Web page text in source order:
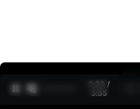
0:21 /
3:35